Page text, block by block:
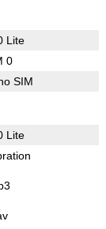
Lite
0
SIM
Lite